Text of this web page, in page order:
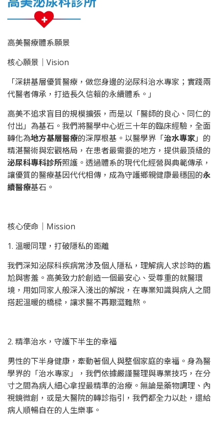
高美醫療體系願景
核心願景｜Vision
「深耕基層優質醫療，做您身邊的泌尿科治水專家；實踐兩
代醫者傳承，打造長久信賴的永續體系。」
高美不追求盲目的規模擴張，而是以「醫師的良心、同仁的
付出」為基石。我們將醫學中心近三十年的臨床經驗，全面
轉化為地方基層醫療的深厚根基。以醫學界「治水專家」的
精湛醫術與宏觀格局，在患者最需要的地方，提供最頂級的
泌尿科專科診所照護。透過體系的現代化經營與典範傳承，
讓優質的醫療基因代代相傳，成為守護鄉親健康最穩固的永
續醫療基石。
核心使命｜Mission
1. 溫暖同理，打破隱私的距離
我們深知泌尿科疾病常涉及個人隱私，理解病人求診時的尷
尬與害羞。高美致力於創造一個最安心、受尊重的就醫環
境，用如同家人般深入淺出的解說，在專業知識與病人之間
搭起溫暖的橋樑，讓求醫不再艱澀難熬。
2. 精準治水，守護下半生的幸福
男性的下半身健康，牽動著個人與整個家庭的幸福。身為醫
學界的「治水專家」，我們依據嚴謹醫理與專業技巧，在分
寸之間為病人細心拿捏最精準的治療。無論是藥物調理、內
視鏡微創，或是大醫院的轉診指引，我們都全力以赴，還給
病人順暢自在的人生樂事。